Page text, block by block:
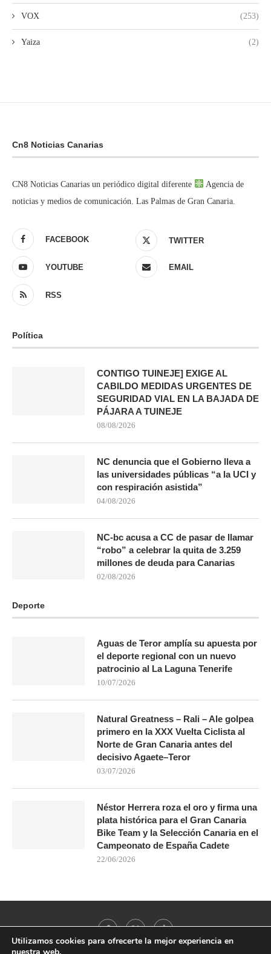
VOX (253)
Yaiza (2)
Cn8 Noticias Canarias
CN8 Noticias Canarias un periódico digital diferente
Agencia de
noticias y medios de comunicación. Las Palmas de Gran Canaria.
FACEBOOK TWITTER
YOUTUBE EMAIL
RSS
Política
CONTIGO TUINEJE] EXIGE AL
CABILDO MEDIDAS URGENTES DE
SEGURIDAD VIAL EN LA BAJADA DE
PÁJARA A TUINEJE
08/08/2026
NC denuncia que el Gobierno lleva a
las universidades públicas “a la UCI y
con respiración asistida”
04/08/2026
NC-bc acusa a CC de pasar de llamar
“robo” a celebrar la quita de 3.259
millones de deuda para Canarias
02/08/2026
Deporte
Aguas de Teror amplía su apuesta por
el deporte regional con un nuevo
patrocinio al La Laguna Tenerife
10/07/2026
Natural Greatness – Rali – Ale golpea
primero en la XXX Vuelta Ciclista al
Norte de Gran Canaria antes del
decisivo Agaete–Teror
03/07/2026
Néstor Herrera roza el oro y firma una
plata histórica para el Gran Canaria
Bike Team y la Selección Canaria en el
Campeonato de España Cadete
22/06/2026
Utilizamos cookies para ofrecerte la mejor experiencia en